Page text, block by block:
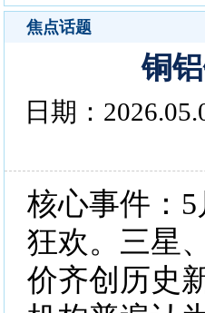
焦点话题
铜
日期：
核心事件：
狂欢。三星
价齐创历史